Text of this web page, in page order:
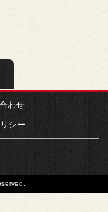
わせ
シー